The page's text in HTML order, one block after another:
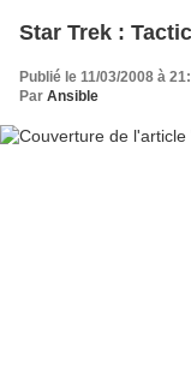
Star Trek :
Publié le 11/03/2008 à
Par Ansible